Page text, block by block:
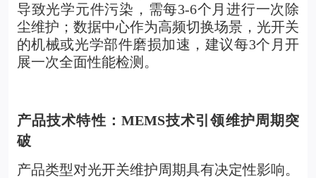
导致光学元件污染，需每3-6个月进行一次除
尘维护；数据中心作为高频切换场景，光开关
的机械或光学部件磨损加速，建议每3个月开
展一次全面性能检测。
产品技术特性：MEMS技术引领维护周期突
破
产品类型对光开关维护周期具有决定性影响。